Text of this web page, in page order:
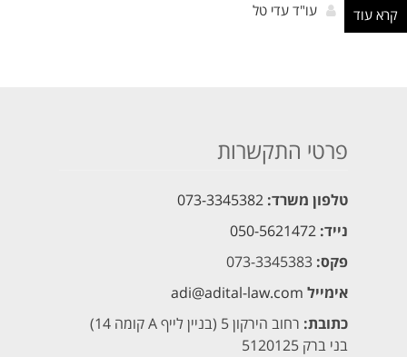
עו"ד עדי טל
קרא עוד
פרטי התקשרות
טלפון משרד: 073-3345382
נייד: 050-5621472
פקס:
אימייל adi@adital-law.com
כתובת: רחוב הירקון 5 (בניין לייף A קומה 14)
בני ברק 5120125